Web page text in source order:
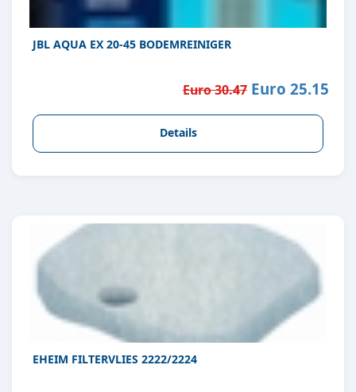
JBL AQUA EX 20-45 BODEMREINIGER
Euro 30.47Euro 25.15
Details
EHEIM FILTERVLIES 2222/2224